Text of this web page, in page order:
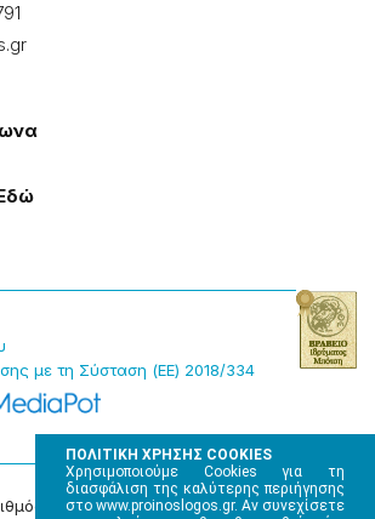
ΠΟΛΙΤΙΚΗ ΧΡΗΣΗΣ COOKIES
Χρησιμοποιούμε Cookies για τη
διασφάλιση της καλύτερης περιήγησης
στο www.proinoslogos.gr. Αν συνεχίσετε
με τη Σύσταση (ΕΕ) 2018/334
Πɩστοποίησης Μ.Η.Τ. 220242